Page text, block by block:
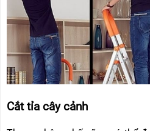
Cắt tỉa cây cảnh